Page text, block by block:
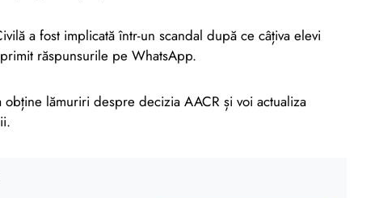
a fost implicată într-un scandal după ce câțiva elevi
răspunsurile pe WhatsApp.
obține lămuriri despre decizia AACR și voi actualiza